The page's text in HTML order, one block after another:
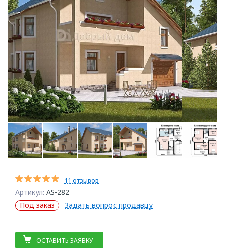
11 отзывов
Артикул: AS-282
Под заказ
Задать вопрос продавцу
ОСТАВИТЬ ЗАЯВКУ